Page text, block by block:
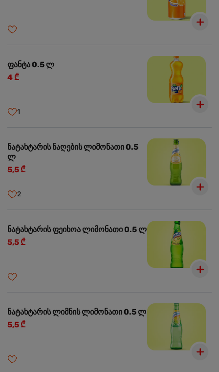
ფანტა 0.5 ლ
4 ₾
1
ნატახტარის ნაღების ლიმონათი 0.5
ლ
5,5 ₾
2
ნატახტარის ფეიხოა ლიმონათი 0.5 ლ
5,5 ₾
ნატახტარის ლიმნის ლიმონათი 0.5 ლ
5,5 ₾